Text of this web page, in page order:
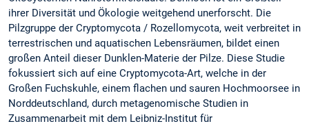
ihrer Diversität und Ökologie weitgehend unerforscht. Die
Pilzgruppe der Cryptomycota / Rozellomycota, weit verbreitet in
terrestrischen und aquatischen Lebensräumen, bildet einen
großen Anteil dieser Dunklen-Materie der Pilze. Diese Studie
fokussiert sich auf eine Cryptomycota-Art, welche in der
Großen Fuchskuhle, einem flachen und sauren Hochmoorsee in
Norddeutschland, durch metagenomische Studien in
Zusammenarbeit mit dem Leibniz-Institut für